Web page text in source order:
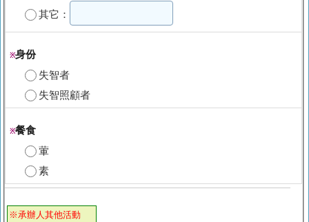
其它：
※身份
失智者
失智照顧者
※餐食
葷
素
※承辦人其他活動